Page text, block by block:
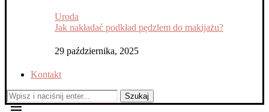
Uroda
Jak nakładać podkład pędzlem do makijażu?
29 października, 2025
Kontakt
Szukaj